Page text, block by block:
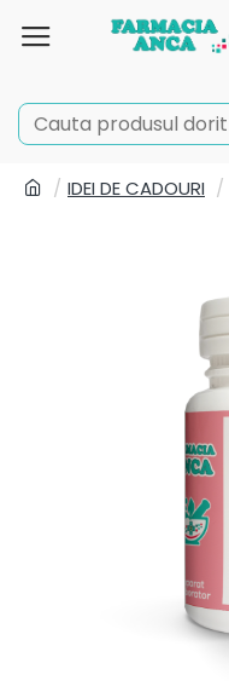
IDEI DE CADOURI